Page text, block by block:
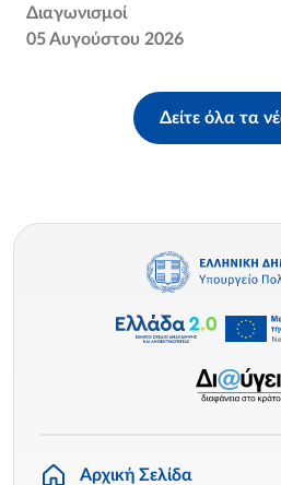
Διαγωνισμοί
05 Αυγούστου 2026
Δείτε όλα τα
Αρχική Σελίδα